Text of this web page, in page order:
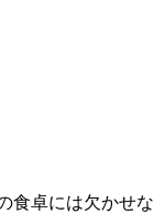
食卓には欠かせな